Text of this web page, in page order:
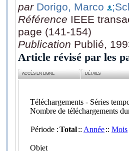
par Dorigo, Marco
Référence IEEE
page (141-154)
Publication Publié,
Article révisé par les
ACCÈS EN LIGNE DÉTAILS